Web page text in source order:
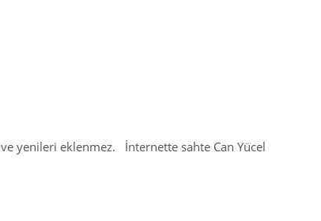
yenileri eklenmez. İnternette sahte Can Yücel